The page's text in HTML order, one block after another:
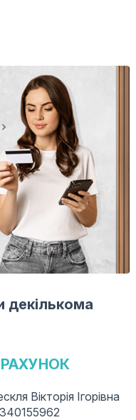
Вікторія Ігорівна